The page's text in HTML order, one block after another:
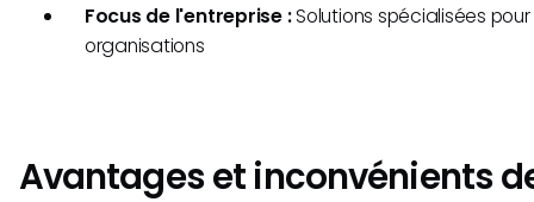
Focus de l'entreprise :Solutions spécialisées
organisations
Avantages et inconvénients